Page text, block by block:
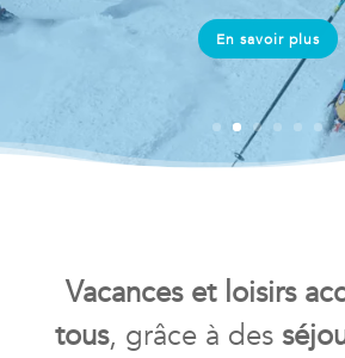
En savoir plus
Vacances et loisirs
tous, grâce à des